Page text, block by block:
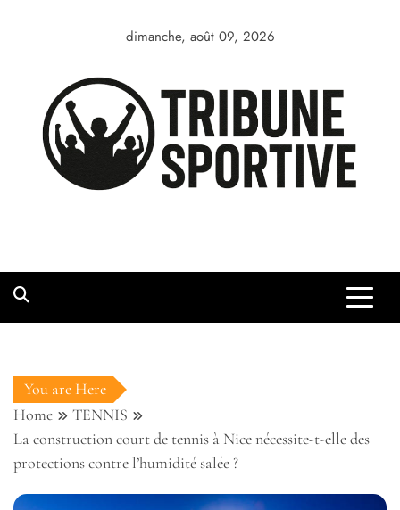
dimanche, août 09, 2026
You are Here
Home
TENNIS
La construction court de tennis à Nice nécessite-t-elle des
protections contre l’humidité salée ?